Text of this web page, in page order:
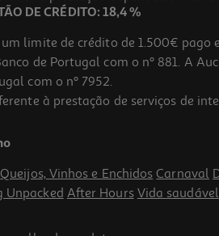
DE CRÉDITO: 18,4 %
limite de crédito de 1.500€ pago
de Portugal com o nº 881. A
com o nº 7952.
à prestação de serviços de
Queijos, Vinhos e Enchidos Carnaval
Unpacked After Hours Vida saudável